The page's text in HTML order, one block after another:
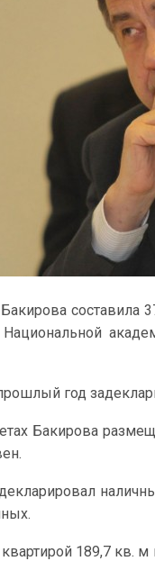
Бакирова составила
Национальной
год
Бакирова
189,7 кв.